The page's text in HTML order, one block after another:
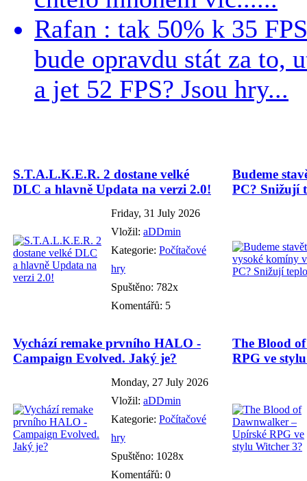
Rafan : tak 50% k 35
bude opravdu stát za to,
a jet 52 FPS? Jsou hry...
S.T.A.L.K.E.R. 2 dostane velké
DLC a hlavně Updata na verzi 2.0!
Friday, 31 July 2026
Vložil: aDDmin
Kategorie: Počítačové
hry
Spuštěno: 782x
Komentářů: 5
Budeme
PC? Snižují
Vychází remake prvního HALO -
Campaign Evolved. Jaký je?
Monday, 27 July 2026
Vložil: aDDmin
Kategorie: Počítačové
hry
Spuštěno: 1028x
Komentářů: 0
The Blood
RPG ve